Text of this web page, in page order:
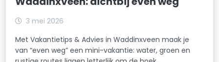
3 mei 2026
Met Vakantietips & Advies in Waddinxveen maak je
van “even weg” een mini-vakantie: water, groen en